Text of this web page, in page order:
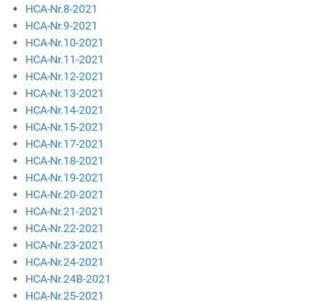
HCA-Nr.8-2021
HCA-Nr.9-2021
HCA-Nr.10-2021
HCA-Nr.11-2021
HCA-Nr.12-2021
HCA-Nr.13-2021
HCA-Nr.14-2021
HCA-Nr.15-2021
HCA-Nr.17-2021
HCA-Nr.18-2021
HCA-Nr.19-2021
HCA-Nr.20-2021
HCA-Nr.21-2021
HCA-Nr.22-2021
HCA-Nr.23-2021
HCA-Nr.24-2021
HCA-Nr.24B-2021
HCA-Nr.25-2021